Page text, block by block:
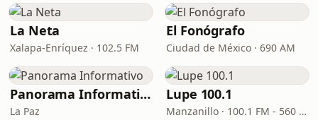
La Neta
Xalapa-Enríquez · 102.5 FM
El Fonógrafo
Ciudad de México · 690 AM
Panorama Informativo
La Paz
Lupe 100.1
Manzanillo · 100.1 FM - 560 AM